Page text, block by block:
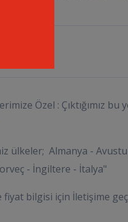
Özel : Çıktığımız
ülkeler; Almanya -
- İngiltere - İtalya"
fiyat bilgisi için İletişime